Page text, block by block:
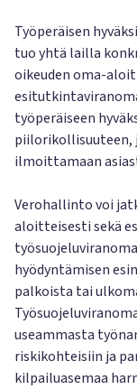
Työperäisen
tuo yhtä lailla
oikeuden oma-
työperäiseen
piilorikollisuuteen,
ilmoittamaan
Verohallinto voi
aloitteisesti sekä
hyödyntämisen
palkoista tai
useammasta
riskikohteisiin ja
kilpailuasemaa